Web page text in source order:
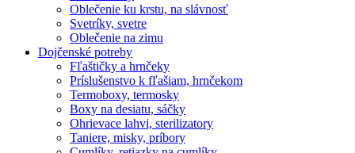
Oblečenie ku krstu, na slávnosť
Svetríky, svetre
Oblečenie na zimu
Dojčenské potreby
Fľaštičky a hrnčeky
Príslušenstvo k fľašiam, hrnčekom
Termoboxy, termosky
Boxy na desiatu, sáčky
Ohrievace lahvi, sterilizatory
Taniere, misky, príbory